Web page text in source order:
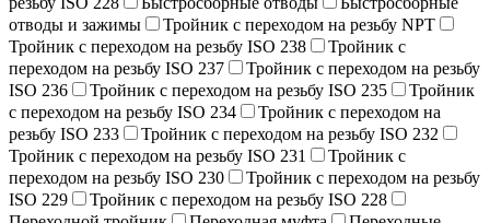
отводы и зажимы
Тройник с переходом на резьбу NPT
Тройник с переходом на резьбу ISO 238
Тройник с
переходом на резьбу ISO 237
Тройник с переходом на резьбу
ISO 236
Тройник с переходом на резьбу ISO 235
Тройник
с переходом на резьбу ISO 234
Тройник с переходом на
резьбу ISO 233
Тройник с переходом на резьбу ISO 232
Тройник с переходом на резьбу ISO 231
Тройник с
переходом на резьбу ISO 230
Тройник с переходом на резьбу
ISO 229
Тройник с переходом на резьбу ISO 228